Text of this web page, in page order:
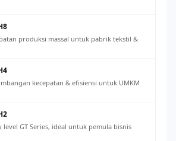
produksi massal untuk pabrik tekstil &
kecepatan & efisiensi untuk UMKM
GT Series, ideal untuk pemula bisnis